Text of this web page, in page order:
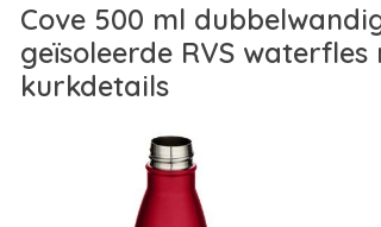
Cove 500 ml
geïsoleerde RVS waterfles
kurkdetails